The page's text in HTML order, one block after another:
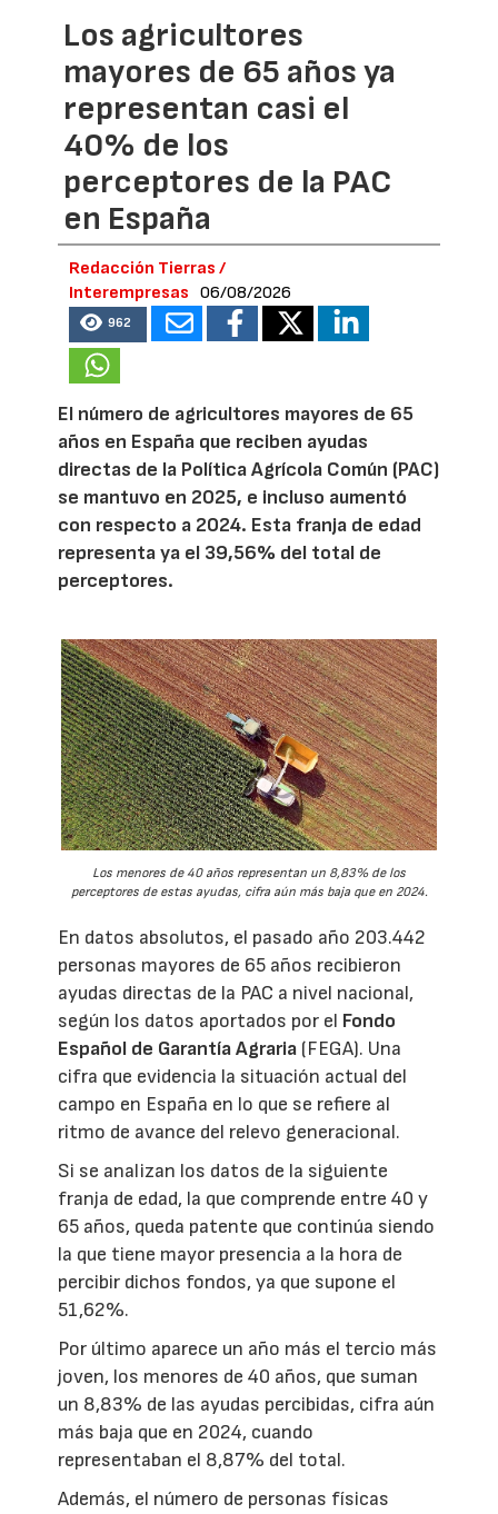
Los agricultores
mayores de 65 años ya
representan casi el
40% de los
perceptores de la PAC
en España
Redacción Tierras /
Interempresas
06/08/2026
962
El número de agricultores mayores de 65
años en España que reciben ayudas
directas de la Política Agrícola Común (PAC)
se mantuvo en 2025, e incluso aumentó
con respecto a 2024. Esta franja de edad
representa ya el 39,56% del total de
perceptores.
Los menores de 40 años representan un 8,83% de los
perceptores de estas ayudas, cifra aún más baja que en 2024.
En datos absolutos, el pasado año 203.442
personas mayores de 65 años recibieron
ayudas directas de la PAC a nivel nacional,
según los datos aportados por el Fondo
Español de Garantía Agraria (FEGA). Una
cifra que evidencia la situación actual del
campo en España en lo que se refiere al
ritmo de avance del relevo generacional.
Si se analizan los datos de la siguiente
franja de edad, la que comprende entre 40 y
65 años, queda patente que continúa siendo
la que tiene mayor presencia a la hora de
percibir dichos fondos, ya que supone el
51,62%.
Por último aparece un año más el tercio más
joven, los menores de 40 años, que suman
un 8,83% de las ayudas percibidas, cifra aún
más baja que en 2024, cuando
representaban el 8,87% del total.
Además, el número de personas físicas